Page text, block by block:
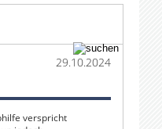
29.10.2024
verspricht